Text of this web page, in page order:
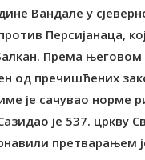
Вандале у
Персијанаца,
Према
од пречишћених
је сачувао норме
је 537. цркву
претварањем